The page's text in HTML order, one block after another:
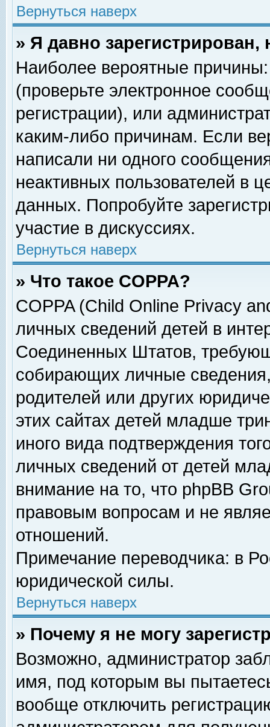
Вернуться наверх
» Я давно
Наиболее вероятные
(проверьте электронное
регистрации), или
каким-либо причинам. Если
написали ни одного
неактивных пользователей в
данных. Попробуйте
участие в дискуссиях.
Вернуться наверх
» Что такое COPPA?
COPPA (Child Online Privacy
личных сведений детей в
Соединенных Штатов,
собирающих личные
родителей или других
этих сайтах детей младше
иного вида подтверждения
личных сведений от детей
внимание на то, что phpBB
правовым вопросам и не
отношений.
Примечание переводчика: в
юридической силы.
Вернуться наверх
» Почему я не могу
Возможно, администратор
имя, под которым вы
вообще отключить